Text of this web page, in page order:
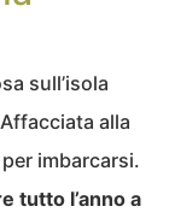
sull’isola
alla
imbarcarsi.
tutto l’anno a